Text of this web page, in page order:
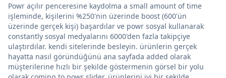
Powr açılır penceresine kaydolma a small amount of time
işleminde, kişilerini %250'nin üzerinde boost (600'ün
üzerinde gerçek kişi) başardılar ve powr sosyal kullanarak
constantly sosyal medyalarını 6000'den fazla takipçiye
ulaştırdılar. kendi sitelerinde besleyin. ürünlerin gerçek
hayatta nasıl göründüğünü ana sayfada added olarak
müşterilerine hızlı bir şekilde göstermenin görsel bir yolu